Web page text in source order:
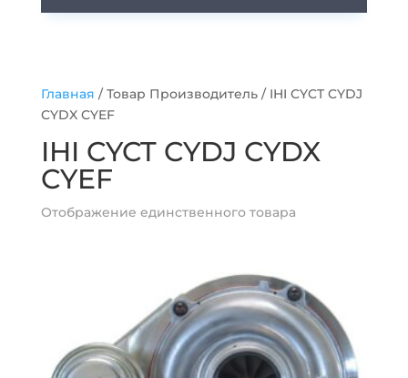
Главная / Товар Производитель / IHI CYCT CYDJ
CYDX CYEF
IHI CYCT CYDJ CYDX
CYEF
Отображение единственного товара